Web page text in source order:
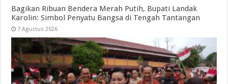
Bagikan Ribuan Bendera Merah Putih, Bupati Landak
Karolin: Simbol Penyatu Bangsa di Tengah Tantangan
7 Agustus 2026